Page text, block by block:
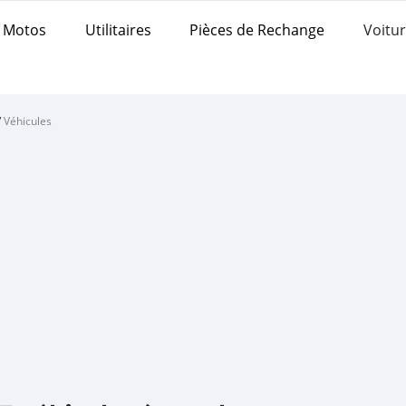
Motos Utilitaires Pièces de Rechange
Véhicules